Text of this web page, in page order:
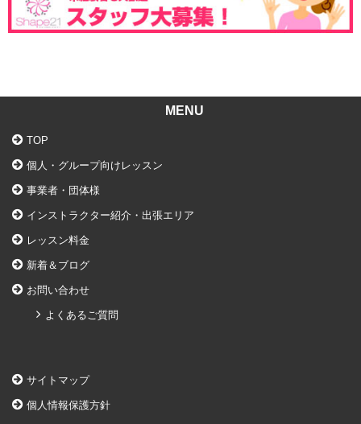
MENU
TOP
個人・グループ向けレッスン
事業者・団体様
インストラクター紹介・出張エリア
レッスン料金
新着＆ブログ
お問い合わせ
よくあるご質問
サイトマップ
個人情報保護方針